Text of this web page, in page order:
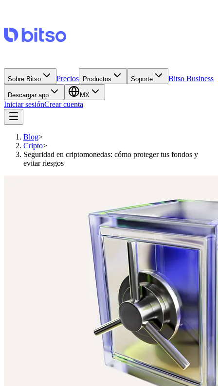
Sobre Bitso Precios Productos Soporte Bitso Business
Descargar app MX
Iniciar sesiónCrear cuenta
Blog>
Cripto>
Seguridad en criptomonedas: cómo proteger tus fondos y
evitar riesgos